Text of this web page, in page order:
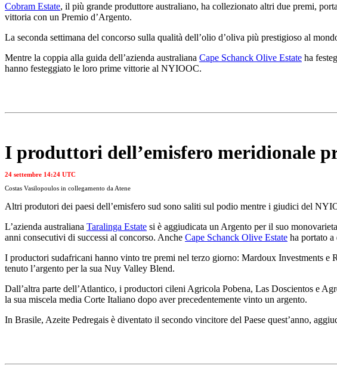
Cobram Estate, il più grande produttore australiano, ha collezionato altri due premi,
vittoria con un Premio d’Argento.
La seconda settimana del concorso sulla qualità dell’olio d’oliva più prestigioso al
Mentre la coppia alla guida dell’azienda australiana Cape Schanck Olive Estate ha
hanno festeggiato le loro prime vittorie al NYIOOC.
I produttori dell’emisfero meridionale
24 settembre 14:24 UTC
Costas Vasilopoulos in collegamento da Atene
Altri pro­dut­ori dei paesi dell’emisfero sud sono saliti sul podio mentre i giu­dici del
L’azienda australiana Taralinga Estate si è aggiudicata un Argento per il suo
anni consecutivi di successi al concorso. Anche Cape Schanck Olive Estate ha portato a
I pro­duc­to­ri sudafricani hanno vin­to tre premi nel ter­zo giorno: Mardoux Investments
tenu­to l’argento per la sua Nuy Valley Blend.
Dall’altra parte dell’Atlantico, i pro­duc­to­ri cileni Agricola Pobena, Las Doscientos e
la sua miscela media Corte Italiano dopo aver pre­ceden­te­mente vin­to un argento.
In Brasile, Azeite Pedregais è diventato il secondo vincitore del Paese quest’anno,